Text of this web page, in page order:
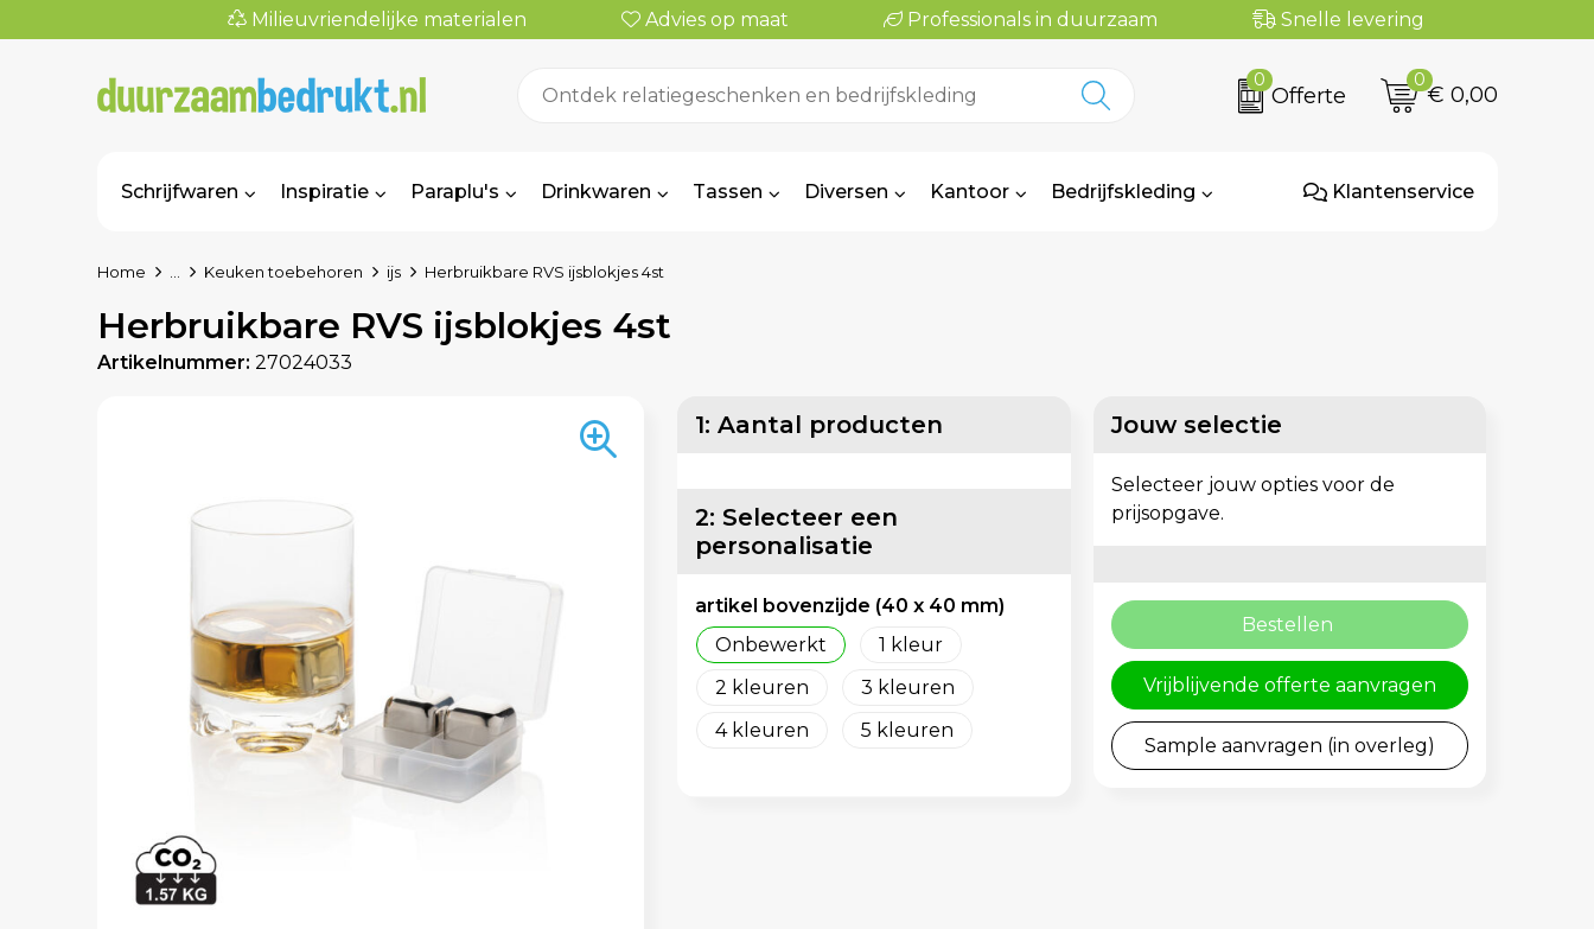
Milieuvriendelijke materialen Advies op maat Professionals in duurzaam Snelle levering
0
Offerte
0
€ 0,00
Schrijfwaren Inspiratie Paraplu's Drinkwaren Tassen Diversen Kantoor Bedrijfskleding Klantenservice
Home Keuken toebehoren ijs Herbruikbare RVS ijsblokjes 4st
Herbruikbare RVS ijsblokjes 4st
Artikelnummer: 27024033
1: Aantal producten
2: Selecteer een
personalisatie
artikel bovenzijde (40 x 40 mm)
Onbewerkt
1
2
3
4
5
Jouw selectie
Selecteer jouw opties voor de
prijsopgave.
Bestellen
Vrijblijvende offerte aanvragen
Sample aanvragen (in overleg)